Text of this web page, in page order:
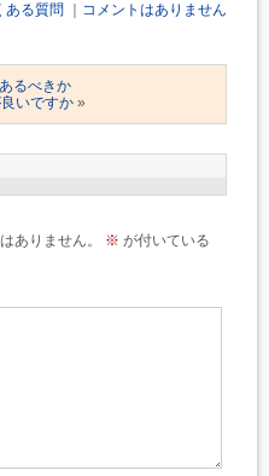
ある質問
コメントはありません
るべきか
いですか »
ありません。 ※ が付いている